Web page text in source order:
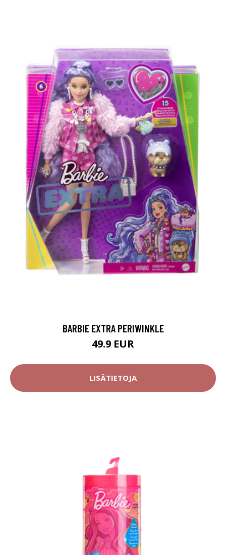
BARBIE EXTRA PERIWINKLE
49.9 EUR
LISÄTIETOJA